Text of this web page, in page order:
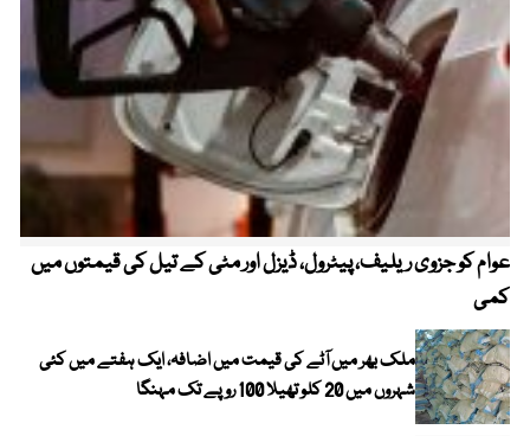
عوام کو جزوی ریلیف، پیٹرول، ڈیزل اور مٹی کے تیل کی قیمتوں میں
کمی
ملک بھر میں آٹے کی قیمت میں اضافہ، ایک ہفتے میں کئی
شہروں میں 20 کلو تھیلا 100 روپے تک مہنگا